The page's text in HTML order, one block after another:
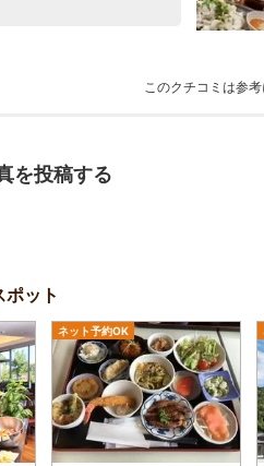
このクチコミは参
を投稿する
ット
ネット予約OK